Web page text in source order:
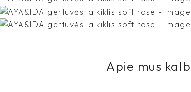
Apie mus